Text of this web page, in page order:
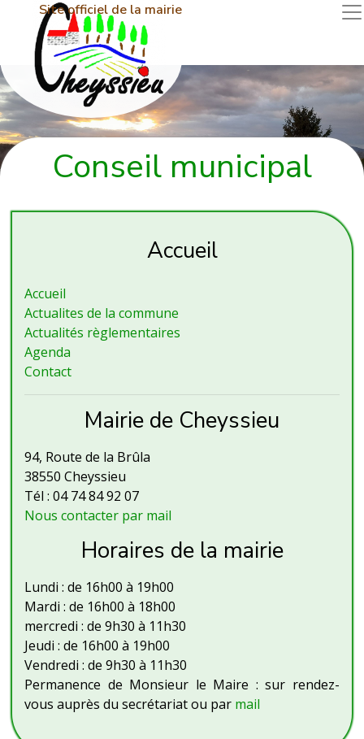
Site officiel de la mairie
Conseil municipal
Accueil
Accueil
Actualites de la commune
Actualités règlementaires
Agenda
Contact
Mairie de Cheyssieu
94, Route de la Brûla
38550 Cheyssieu
Tél : 04 74 84 92 07
Nous contacter par mail
Horaires de la mairie
Lundi : de 16h00 à 19h00
Mardi : de 16h00 à 18h00
mercredi : de 9h30 à 11h30
Jeudi : de 16h00 à 19h00
Vendredi : de 9h30 à 11h30
Permanence de Monsieur le Maire : sur rendez-
vous auprès du secrétariat ou par mail